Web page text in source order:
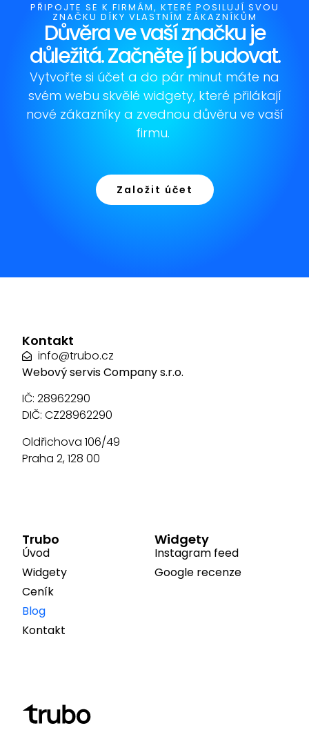
PŘIPOJTE SE K FIRMÁM, KTERÉ POSILUJÍ SVOU
ZNAČKU DÍKY VLASTNÍM ZÁKAZNÍKŮM
Důvěra ve vaší značku je
důležitá. Začněte jí budovat.
Vytvořte si účet a do pár minut máte na
svém webu skvělé widgety, které přilákají
nové zákazníky a zvednou důvěru ve vaší
firmu.
Založit účet
Widgety
Instagram feed
Google recenze
Trubo
Úvod
Widgety
Ceník
Blog
Kontakt
Kontakt
info@trubo.cz
Webový servis Company s.r.o.
IČ: 28962290
DIČ: CZ28962290
Oldřichova 106/49
Praha 2, 128 00